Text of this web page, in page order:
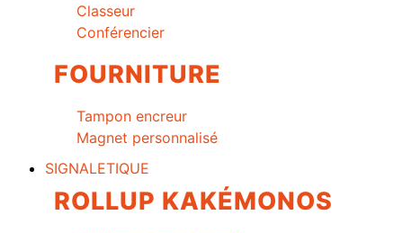
Classeur
Conférencier
FOURNITURE
Tampon encreur
Magnet personnalisé
SIGNALETIQUE
ROLLUP KAKÉMONOS